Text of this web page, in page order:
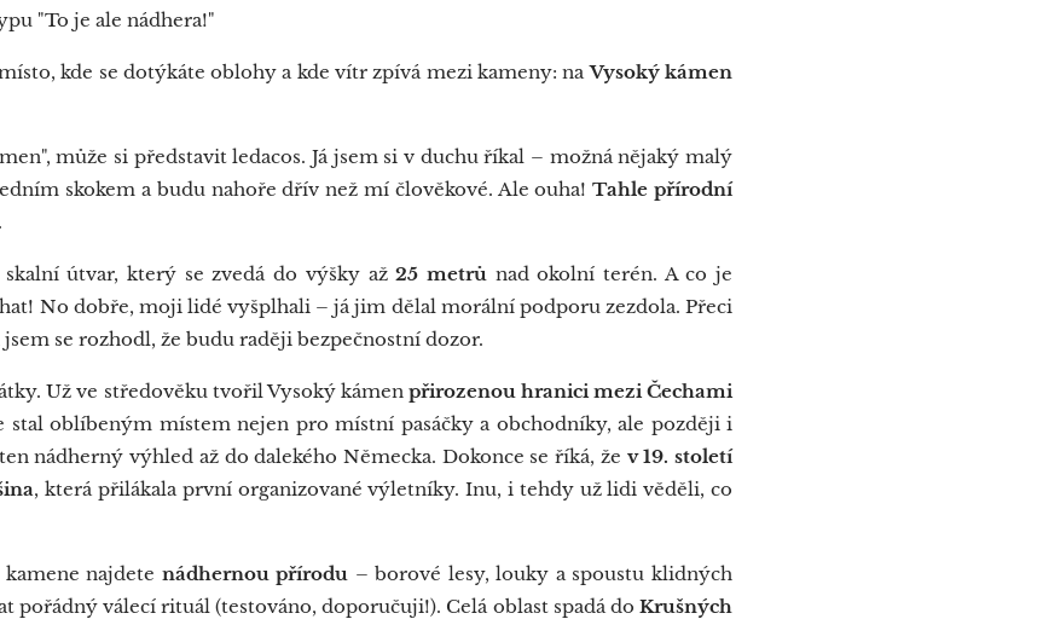
"To je ale nádhera!"
kde se dotýkáte oblohy a kde vítr zpívá mezi kameny: naVysoký kámen
může si představit ledacos. Já jsem si v duchu říkal – možná nějaký malý
skokem a budu nahoře dřív než mí člověkové. Ale ouha!Tahle přírodní
útvar, který se zvedá do výšky až25 metrů nad okolní terén. A co je
No dobře, moji lidé vyšplhali – já jim dělal morální podporu zezdola. Přeci
se rozhodl, že budu raději bezpečnostní dozor.
Už ve středověku tvořil Vysoký kámen přirozenou hranici mezi Čechami
stal oblíbeným místem nejen pro místní pasáčky a obchodníky, ale později i
nádherný výhled až do dalekého Německa. Dokonce se říká, že v 19. století
, která přilákala první organizované výletníky. Inu, i tehdy už lidi věděli, co
najdete nádhernou přírodu – borové lesy, louky a spoustu klidných
pořádný válecí rituál (testováno, doporučuji!). Celá oblast spadá do Krušných